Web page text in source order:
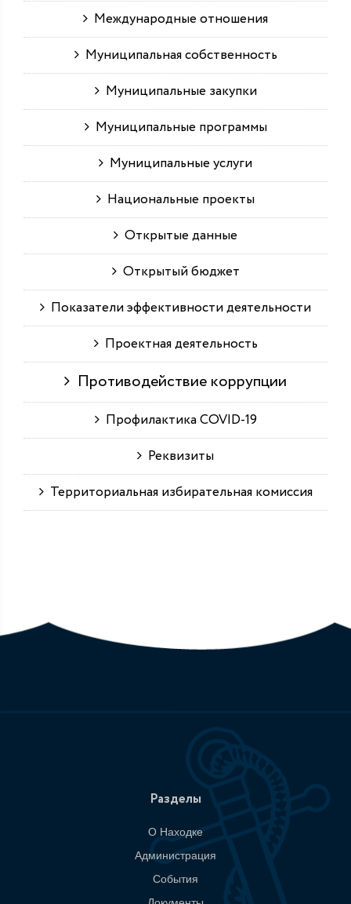
Международные отношения
Муниципальная собственность
Муниципальные закупки
Муниципальные программы
Муниципальные услуги
Национальные проекты
Открытые данные
Открытый бюджет
Показатели эффективности деятельности
Проектная деятельность
Противодействие коррупции
Профилактика COVID-19
Реквизиты
Территориальная избирательная комиссия
Разделы
О Находке
Администрация
События